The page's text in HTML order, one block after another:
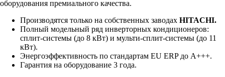
оборудования премиального качества.
Производятся только на собственных заводах HITACHI.
Полный модельный ряд инверторных кондиционеров:
сплит-системы (до 8 кВт) и мульти-сплит-системы (до 11
кВт).
Энергоэффективность по стандартам EU ERP до А+++.
Гарантия на оборудование 3 года.